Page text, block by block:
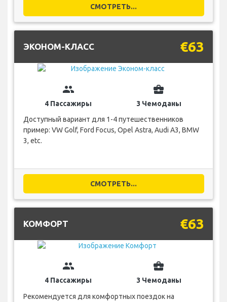
СМОТРЕТЬ...
ЭКОНОМ-КЛАСС €63
group
4 Пассажиры
business_center
3 Чемоданы
Доступный вариант для 1-4 путешественников
пример: VW Golf, Ford Focus, Opel Astra, Audi A3, BMW
3, etc.
СМОТРЕТЬ...
КОМФОРТ €63
group
4 Пассажиры
business_center
3 Чемоданы
Рекомендуется для комфортных поездок на